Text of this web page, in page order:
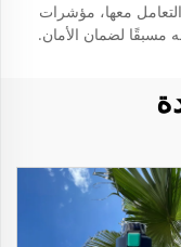
معها، مؤشرات
مسبقًا لضمان الأمان.